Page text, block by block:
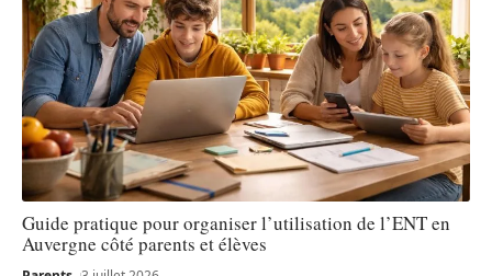
Guide pratique pour organiser l’utilisation de l’ENT en
Auvergne côté parents et élèves